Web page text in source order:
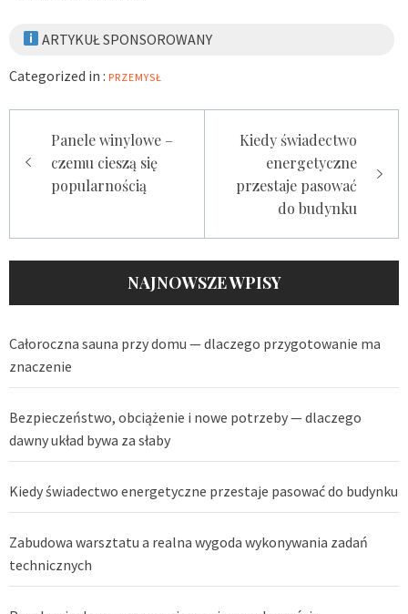
ARTYKUŁ SPONSOROWANY
Categorized in : PRZEMYSŁ
Zobacz
wpisy
Panele winylowe –
czemu cieszą się
popularnością
Kiedy świadectwo
energetyczne
przestaje pasować
do budynku
NAJNOWSZE WPISY
Całoroczna sauna przy domu — dlaczego przygotowanie ma
znaczenie
Bezpieczeństwo, obciążenie i nowe potrzeby — dlaczego
dawny układ bywa za słaby
Kiedy świadectwo energetyczne przestaje pasować do budynku
Zabudowa warsztatu a realna wygoda wykonywania zadań
technicznych